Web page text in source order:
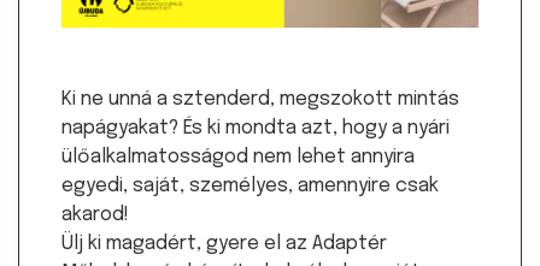
Ki ne unná a sztenderd, megszokott mintás
napágyakat? És ki mondta azt, hogy a nyári
ülőalkalmatosságod nem lehet annyira
egyedi, saját, személyes, amennyire csak
akarod!
Ülj ki magadért, gyere el az Adaptér